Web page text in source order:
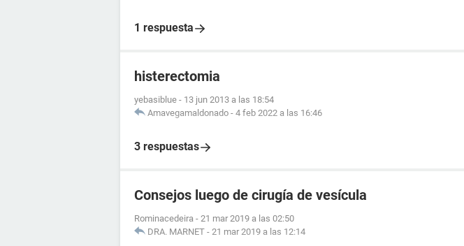
1 respuesta
histerectomia
yebasiblue - 13 jun 2013 a las 18:54
Amavegamaldonado - 4 feb 2022 a las 16:46
3 respuestas
Consejos luego de cirugía de vesícula
Rominacedeira - 21 mar 2019 a las 02:50
DRA. MARNET - 21 mar 2019 a las 12:14